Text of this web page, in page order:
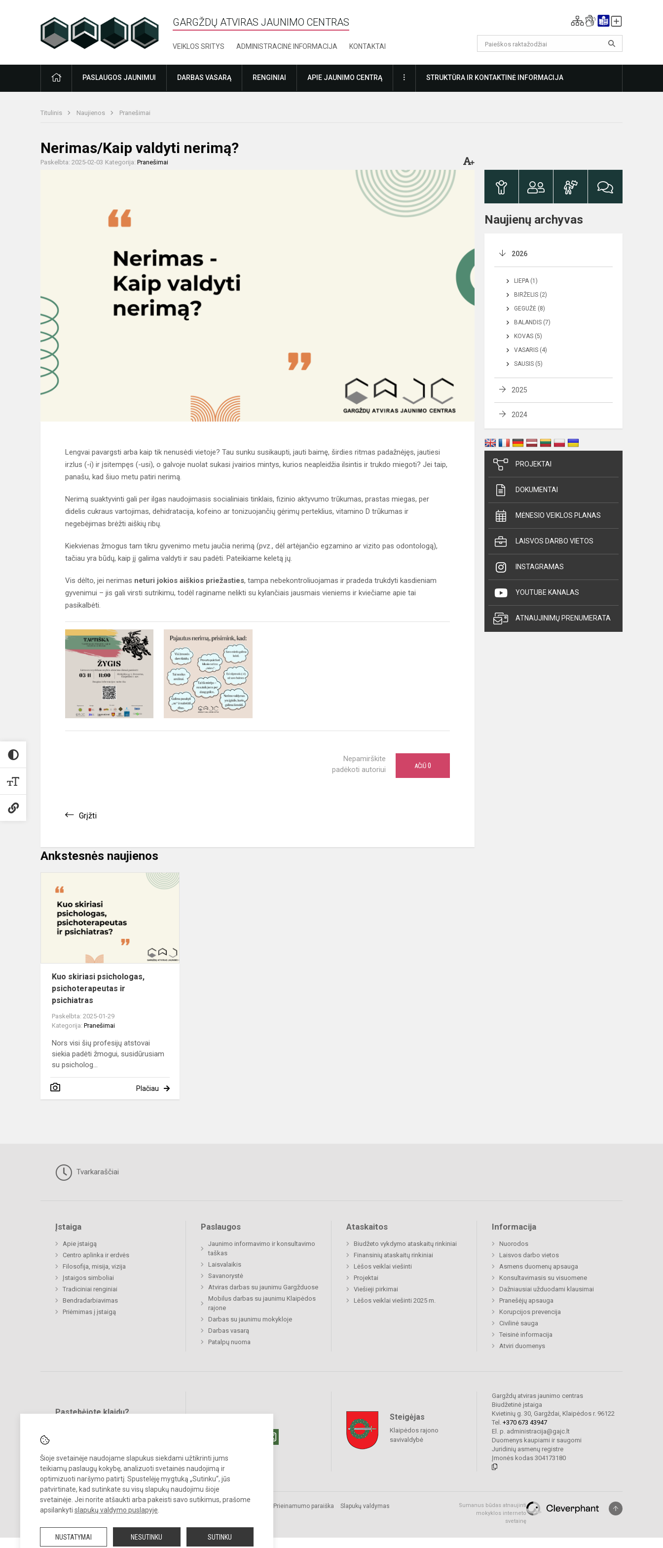
Šioje svetainėje naudojame slapukus siekdami užtikrinti jums
teikiamų paslaugų kokybę, analizuoti svetainės naudojimą ir
optimizuoti naršymo patirtį. Spustelėję mygtuką „Sutinku“, jūs
patvirtinate, kad sutinkate su visų slapukų naudojimu šioje
svetainėje. Jei norite atšaukti arba pakeisti savo sutikimus, prašome
apsilankyti slapukų valdymo puslapyje
NUSTATYMAI NESUTINKU SUTINKU
GARGŽDŲ ATVIRAS JAUNIMO CENTRAS
VEIKLOS SRITYS ADMINISTRACINĖ INFORMACIJA KONTAKTAI
PRADŽIAPASLAUGOS JAUNIMUI DARBAS VASARĄ RENGINIAI APIE JAUNIMO CENTRĄ DAUGIAUSTRUKTŪRA IR KONTAKTINĖ INFORMACIJA
Titulinis Naujienos Pranešimai
Nerimas/Kaip valdyti nerimą?
Paskelbta: 2025-02-03 Kategorija: Pranešimai
Lengvai pavargsti arba kaip tik nenusėdi vietoje? Tau sunku susikaupti, jauti baimę, širdies ritmas padažnėjęs, jautiesi
irzlus (-i) ir įsitempęs (-usi), o galvoje nuolat sukasi įvairios mintys, kurios neapleidžia ilsintis ir trukdo miegoti? Jei taip,
panašu, kad šiuo metu patiri nerimą.
Nerimą suaktyvinti gali per ilgas naudojimasis socialiniais tinklais, fizinio aktyvumo trūkumas, prastas miegas, per
didelis cukraus vartojimas, dehidratacija, kofeino ar tonizuojančių gėrimų perteklius, vitamino D trūkumas ir
negebėjimas brėžti aiškių ribų.
Kiekvienas žmogus tam tikru gyvenimo metu jaučia nerimą (pvz., dėl artėjančio egzamino ar vizito pas odontologą),
tačiau yra būdų, kaip jį galima valdyti ir sau padėti. Pateikiame keletą jų.
Vis dėlto, jei nerimas neturi jokios aiškios priežasties, tampa nebekontroliuojamas ir pradeda trukdyti kasdieniam
gyvenimui – jis gali virsti sutrikimu, todėl raginame nelikti su kylančiais jausmais vieniems ir kviečiame apie tai
pasikalbėti.
Nepamirškite
padėkoti autoriui
AČIŪ 0
Grįžti
Ankstesnės naujienos
Kuo
Kuo skiriasi psichologas,
psichoterapeutas ir
psichiatras
Paskelbta: 2025-01-29
Kategorija: Pranešimai
Nors visi šių profesijų atstovai
siekia padėti žmogui, susidūrusiam
su psicholog...
Plačiau
Naujienų archyvas
2026
LIEPA (1)
BIRŽELIS (2)
GEGUŽĖ (8)
BALANDIS (7)
KOVAS (5)
VASARIS (4)
SAUSIS (5)
2025
2024
PROJEKTAI
DOKUMENTAI
MĖNESIO VEIKLOS PLANAS
LAISVOS DARBO VIETOS
INSTAGRAMAS
YOUTUBE KANALAS
ATNAUJINIMŲ PRENUMERATA
Tvarkaraščiai
Įstaiga
Apie įstaigą
Centro aplinka ir erdvės
Filosofija, misija, vizija
Įstaigos simboliai
Tradiciniai renginiai
Bendradarbiavimas
Priėmimas į įstaigą
Paslaugos
Jaunimo informavimo ir konsultavimo
taškas
Laisvalaikis
Savanorystė
Atviras darbas su jaunimu Gargžduose
Mobilus darbas su jaunimu Klaipėdos
rajone
Darbas su jaunimu mokykloje
Darbas vasarą
Patalpų nuoma
Ataskaitos
Biudžeto vykdymo ataskaitų rinkiniai
Finansinių ataskaitų rinkiniai
Lėšos veiklai viešinti
Projektai
Viešieji pirkimai
Lėšos veiklai viešinti 2025 m.
Informacija
Nuorodos
Laisvos darbo vietos
Asmens duomenų apsauga
Konsultavimasis su visuomene
Dažniausiai užduodami klausimai
Pranešėjų apsauga
Korupcijos prevencija
Civilinė sauga
Teisinė informacija
Atviri duomenys
Pastebėjote klaidų?
Steigėjas
Klaipėdos rajono
savivaldybė
Gargždų atviras jaunimo centras
Biudžetinė įstaiga
Kvietinių g. 30, Gargždai, Klaipėdos r. 96122
Tel. +370 673 43947
El. p. administracija@gajc.lt
Duomenys kaupiami ir saugomi
Juridinių asmenų registre
Įmonės kodas 304173180
© 2024. Gargždų atviras jaunimo centras. Visos teisės saugomos.
Kopijuoti turinį be raštiško įstaigos administracijos sutikimo griežtai
Prieinamumo paraiška Slapukų valdymas
Sumanus būdas atnaujinti
mokyklos interneto
svetainę